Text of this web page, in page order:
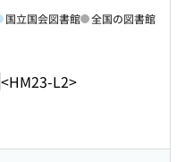
<HM23-L2>
国立国会図書館 全国の図書館